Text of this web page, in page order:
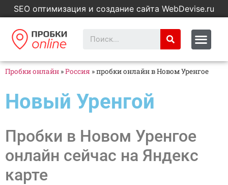
SEO оптимизация и создание сайта WebDevise.ru
Пробки онлайн »Россия »пробки онлайн в Новом Уренгое
Новый Уренгой
Пробки в Новом Уренгое
онлайн сейчас на Яндекс
карте